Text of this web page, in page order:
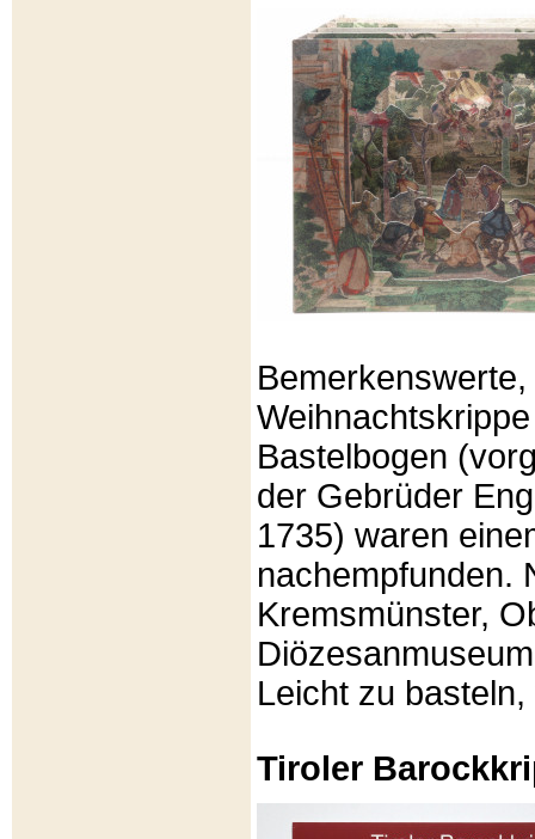
Bastelbogen
der Gebrüder
1735) waren
nachempfunden.
Kremsmünster,
Leicht zu
Tiroler